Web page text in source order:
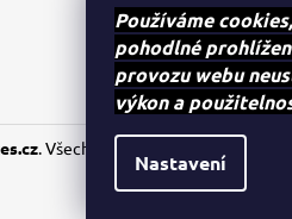
Používáme
pohodlné
provozu webu
výkon a
Nastavení
. Všechna práva vyhrazena.